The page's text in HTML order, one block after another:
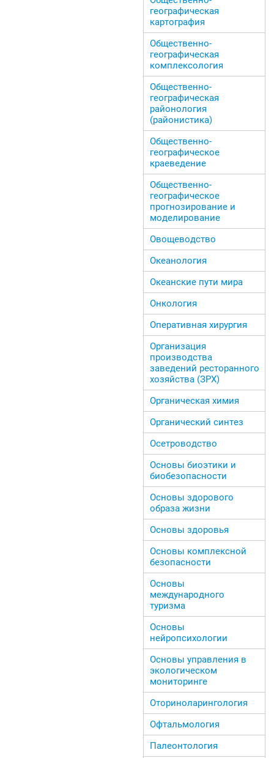
географическая
картография
Общественно-
географическая
комплексология
Общественно-
географическая
районология
(районистика)
Общественно-
географическое
краеведение
Общественно-
географическое
прогнозирование и
моделирование
Овощеводство
Океанология
Океанские пути мира
Онкология
Оперативная хирургия
Организация
производства
заведений ресторанного
хозяйства (ЗРХ)
Органическая химия
Органический синтез
Осетроводство
Основы биоэтики и
биобезопасности
Основы здорового
образа жизни
Основы здоровья
Основы комплексной
безопасности
Основы
международного
туризма
Основы
нейропсихологии
Основы управления в
экологическом
мониторинге
Оториноларингология
Офтальмология
Палеонтология